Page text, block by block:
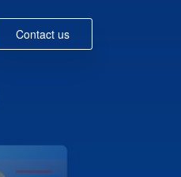
Contact us